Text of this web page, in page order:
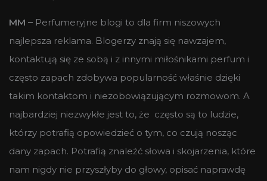
MM – Perfumeryjne blogi to dla firm niszowych
najlepsza reklama. Blogerzy znają się nawzajem,
kontaktują się ze sobą i z innymi miłośnikami perfum i
często zapach zdobywa popularność właśnie dzięki
takim kontaktom i niezobowiązującym rozmowom. A
najbardziej niezwykłe jest to, że często są to ludzie,
którzy potrafią opowiedzieć o tym, co czują nosząc
dany zapach. Potrafią znaleźć słowa i skojarzenia, które
nam nigdy nie przyszłyby do głowy, opisać naprawdę